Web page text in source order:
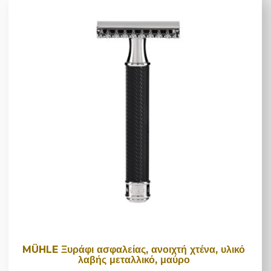
MÜHLE Ξυράφι ασφαλείας, ανοιχτή χτένα, υλικό
λαβής μεταλλικό, μαύρο